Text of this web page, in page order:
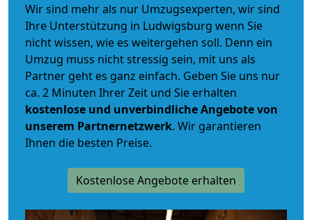
Wir sind mehr als nur Umzugsexperten, wir sind
Ihre Unterstützung in Ludwigsburg wenn Sie
nicht wissen, wie es weitergehen soll. Denn ein
Umzug muss nicht stressig sein, mit uns als
Partner geht es ganz einfach. Geben Sie uns nur
ca. 2 Minuten Ihrer Zeit und Sie erhalten
kostenlose und unverbindlicheAngebote von
unserem Partnernetzwerk. Wir garantieren
Ihnen die besten Preise.
Kostenlose Angebote erhalten